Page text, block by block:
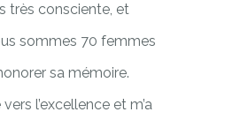
très consciente, et
sommes 70 femmes
sa mémoire.
vers l’excellence et m’a